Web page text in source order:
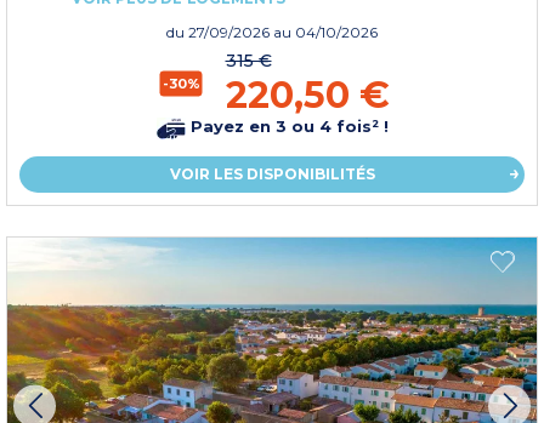
du 27/09/2026 au 04/10/2026
-30%
315 €
220,50 €
Payez en 3 ou 4 fois² !
VOIR LES DISPONIBILITÉS